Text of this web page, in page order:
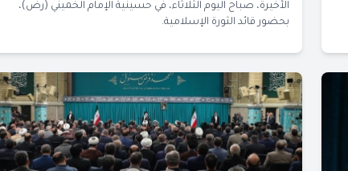
الأخيرة، صباح اليوم الثلاثاء، في حسينية الإمام الخميني (رض)،
بحضور قائد الثورة الإسلامية.